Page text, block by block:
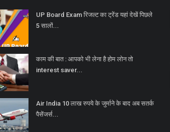
UP Board Exam रिजल्ट का ट्रेंड यहां देखें पिछले
5 सालों...
काम की बात : आपको भी लेना है होम लोन तो
interest saver...
Air India 10 लाख रुपये के जुर्माने के बाद अब सतर्क
पैसेंजर्स...